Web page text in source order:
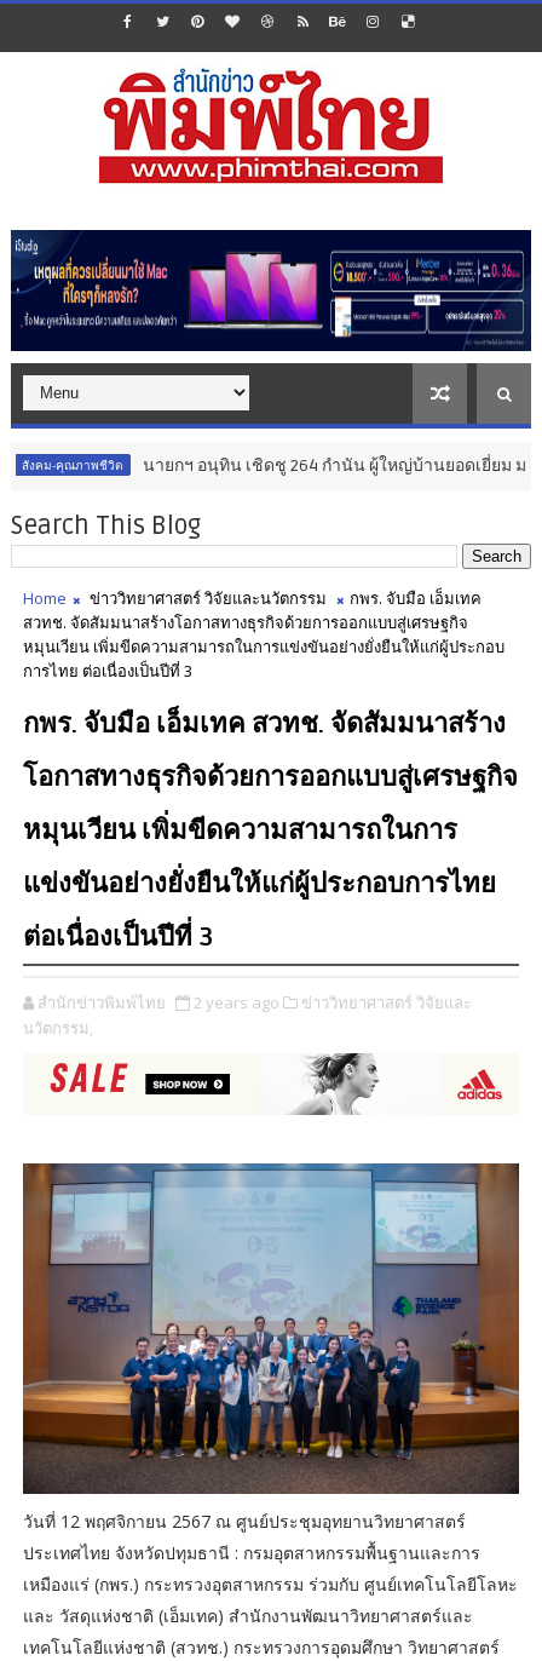
นายกฯ อนุทิน เชิดชู 264 กำนัน ผู้ใหญ่บ้านยอดเยี่ยม มอบแหนบทองคำ “ร
Search This Blog
Home ข่าววิทยาศาสตร์ วิจัยและนวัตกรรม
กพร. จับมือ เอ็มเทค
สวทช. จัดสัมมนาสร้างโอกาสทางธุรกิจด้วยการออกแบบสู่เศรษฐกิจ
หมุนเวียน เพิ่มขีดความสามารถในการแข่งขันอย่างยั่งยืนให้แก่ผู้ประกอบ
การไทย ต่อเนื่องเป็นปีที่ 3
กพร. จับมือ เอ็มเทค สวทช. จัดสัมมนาสร้าง
โอกาสทางธุรกิจด้วยการออกแบบสู่เศรษฐกิจ
หมุนเวียน เพิ่มขีดความสามารถในการ
แข่งขันอย่างยั่งยืนให้แก่ผู้ประกอบการไทย
ต่อเนื่องเป็นปีที่ 3
สำนักข่าวพิมพ์ไทย 2 years ago
ข่าววิทยาศาสตร์ วิจัยและ
นวัตกรรม,
วันที่ 12 พฤศจิกายน 2567 ณ ศูนย์ประชุมอุทยานวิทยาศาสตร์
ประเทศไทย จังหวัดปทุมธานี : กรมอุตสาหกรรมพื้นฐานและการ
เหมืองแร่ (กพร.) กระทรวงอุตสาหกรรม ร่วมกับ ศูนย์เทคโนโลยีโลหะ
และ วัสดุแห่งชาติ (เอ็มเทค) สำนักงานพัฒนาวิทยาศาสตร์และ
เทคโนโลยีแห่งชาติ (สวทช.) กระทรวงการอุดมศึกษา วิทยาศาสตร์